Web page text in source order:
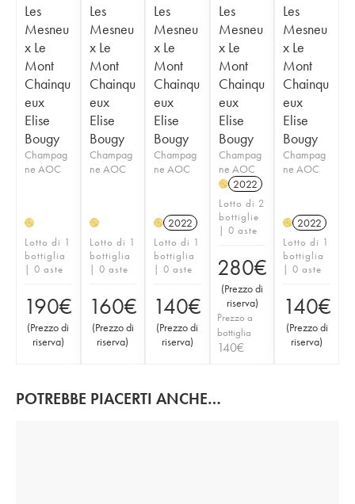
Les
Mesneu
x Le
Mont
Chainqu
eux
Elise
Bougy
Champag
ne AOC
H
Lotto di 1
bottiglia
| 0 aste
190€
(Prezzo di
riserva)
Les
Mesneu
x Le
Mont
Chainqu
eux
Elise
Bougy
Champag
ne AOC
H
Lotto di 1
bottiglia
| 0 aste
160€
(Prezzo di
riserva)
Les
Mesneu
x Le
Mont
Chainqu
eux
Elise
Bougy
Champag
ne AOC
H 2022
Lotto di 1
bottiglia
| 0 aste
140€
(Prezzo di
riserva)
Les
Mesneu
x Le
Mont
Chainqu
eux
Elise
Bougy
Champag
ne AOC
H 2022
Lotto di 2
bottiglie
| 0 aste
280€
(Prezzo di
riserva)
Prezzo a
bottiglia
140€
Les
Mesneu
x Le
Mont
Chainqu
eux
Elise
Bougy
Champag
ne AOC
H 2022
Lotto di 1
bottiglia
| 0 aste
140€
(Prezzo di
riserva)
POTREBBE PIACERTI ANCHE…